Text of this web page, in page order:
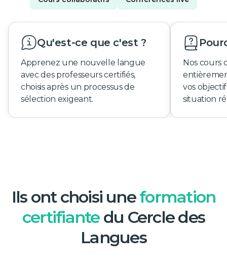
Qu'est-ce que c'est ?
Apprenez une nouvelle langue
avec des professeurs certifiés,
choisis après un processus de
sélection exigeant.
Nos cours
vos
situation
Ils ont choisi uneformation
certifiantedu Cercle des
Langues